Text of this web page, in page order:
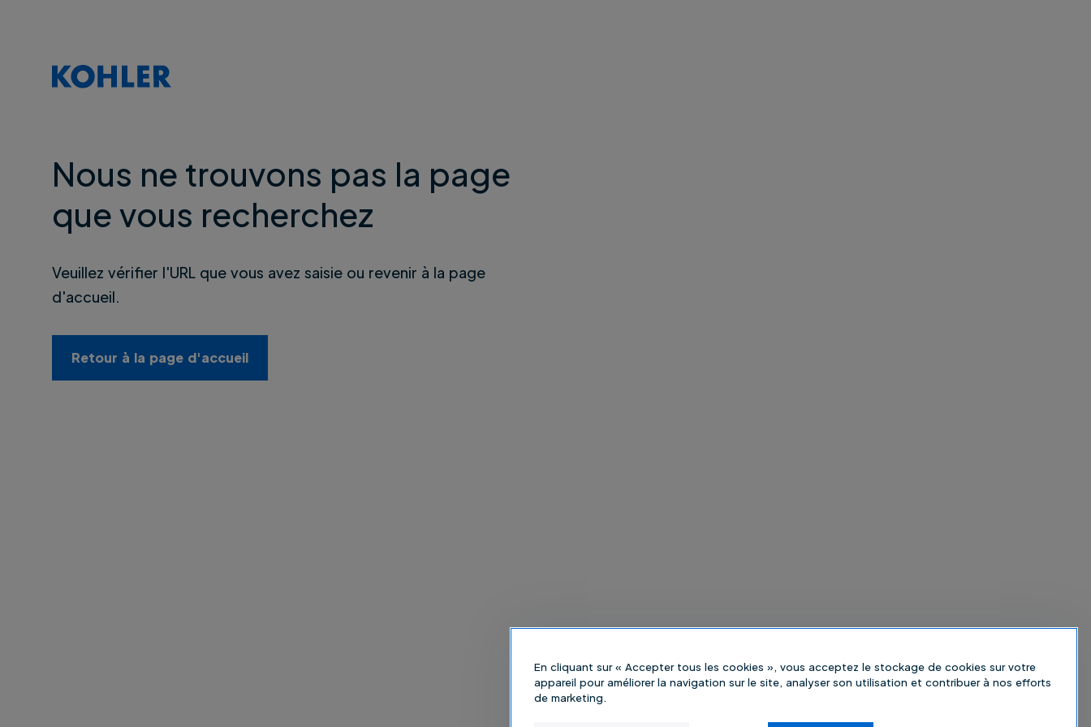
Nous ne trouvons pas la page
que vous recherchez
Veuillez vérifier l'URL que vous avez saisie ou revenir à la page
d'accueil.
Retour à la page d'accueil
En cliquant sur « Accepter tous les cookies », vous acceptez le stockage de cookies sur votre
appareil pour améliorer la navigation sur le site, analyser son utilisation et contribuer à nos efforts
de marketing.